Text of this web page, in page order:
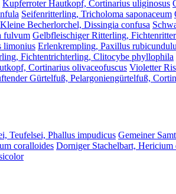
Kupferroter Hautkopf, Cortinarius uliginosus
Seifenritterling, Tricholoma saponaceum
Kleine Becherlorchel, Dissingia confusa
fulvum Gelbfleischiger Ritterling,
limonius Erlenkrempling, Paxillus
Fichtentrichterling, Clitocybe phyllophila
Cortinarius olivaceofuscus Violetter
Gürtelfuß, Pelargoniengürtelfuß,
Teufelsei, Phallus impudicus Gemeiner
coralloides Dorniger Stachelbart, Hericium